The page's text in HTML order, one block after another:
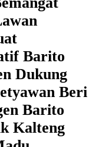
Barito
Dukung
Beri
Barito
Kalteng